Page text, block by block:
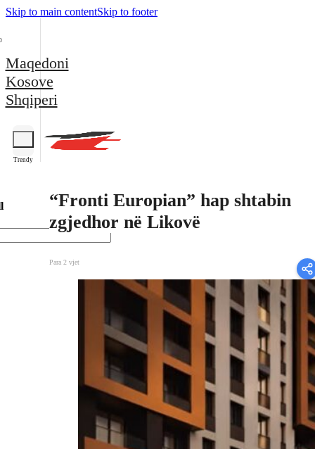
Skip to main contentSkip to footer
Maqedoni
Kosove
Shqiperi
Trendy
“Fronti Europian” hap shtabin
zgjedhor në Likovë
Para 2 vjet